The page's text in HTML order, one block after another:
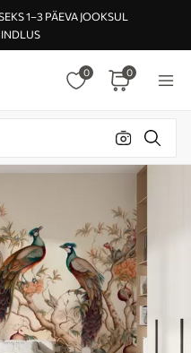
1–3 PÄEVA JOOKSUL
0 0